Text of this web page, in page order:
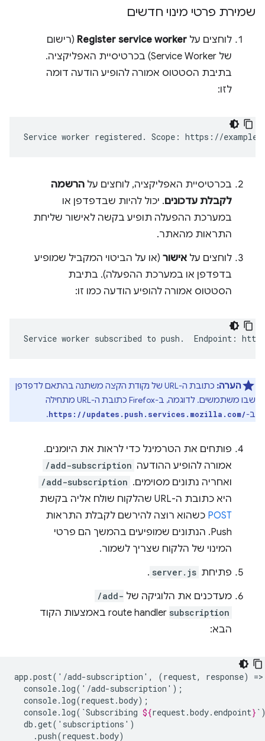
שמירת פרטי מינוי חדשים
לוחצים על Register service worker (רישום
של Service Worker) בכרטיסיית האפליקציה.
בתיבת הסטטוס אמורה להופיע הודעה דומה
לזו:
בכרטיסיית האפליקציה, לוחצים על הרשמה
לקבלת עדכונים. יכול להיות שבדפדפן או
במערכת ההפעלה תופיע בקשה לאישור שליחת
התראות מהאתר.
לוחצים על אישור (או על הביטוי המקביל שמופיע
בדפדפן או במערכת ההפעלה). בתיבת
הסטטוס אמורה להופיע הודעה כמו זו:
הערה:
כתובת ה-URL של נקודת הקצה משתנה בהתאם לדפדפן
שבו משתמשים. לדוגמה, ב-Firefox כתובת ה-URL מתחילה
ב-https://updates.push.services.mozilla.com/
.
פותחים את הטרמינל כדי לראות את היומנים.
אמורה להופיע ההודעה /add-subscription
ואחריה נתונים מסוימים. ‫ /add-subscription
היא כתובת ה-URL שהלקוח שולח אליה בקשת
POST כשהוא רוצה להירשם לקבלת התראות
Push. הנתונים שמופיעים בהמשך הם פרטי
המינוי של הלקוח שצריך לשמור.
פתיחת server.js
.
מעדכנים את הלוגיקה של /add-
subscription
route handler באמצעות הקוד
הבא:
app.post('/add-subscription', (request, response)
=>
console.log(`Subscribing ${request.body. endpoint}